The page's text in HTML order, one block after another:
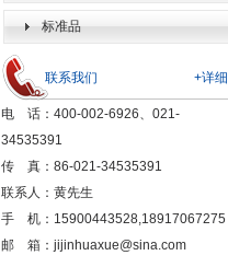
标准品
+详细
联系我们
电 话：400-002-6926、021-
34535391
传 真：86-021-34535391
联系人：黄先生
手 机：15900443528,18917067275
邮 箱： jijinhuaxue@sina.com